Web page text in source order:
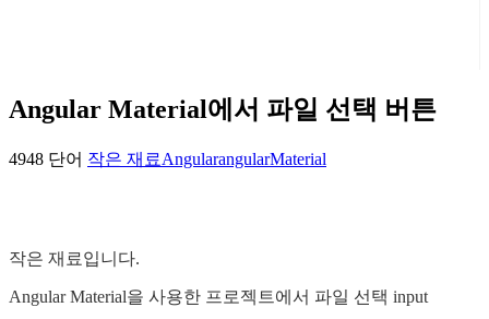
Angular Material에서 파일 선택 버튼
4948 단어 작은 재료AngularangularMaterial
작은 재료입니다.
Angular Material을 사용한 프로젝트에서 파일 선택 input